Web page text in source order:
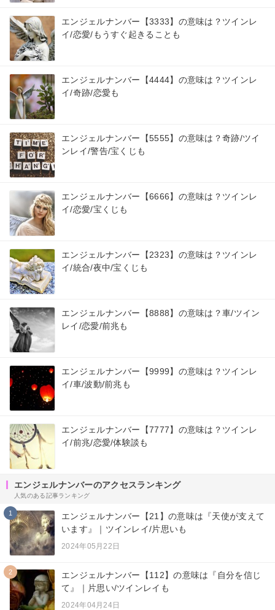
エンジェルナンバー【3333】の意味は？ツインレ
イ/恋愛/もうすぐ起きることも
エンジェルナンバー【4444】の意味は？ツインレ
イ/奇跡/恋愛も
エンジェルナンバー【5555】の意味は？奇跡/ツイ
ンレイ/警告/宝くじも
エンジェルナンバー【6666】の意味は？ツインレ
イ/恋愛/宝くじも
エンジェルナンバー【2323】の意味は？ツインレ
イ/統合/夜中/宝くじも
エンジェルナンバー【8888】の意味は？車/ツイン
レイ/恋愛/前兆も
エンジェルナンバー【9999】の意味は？ツインレ
イ/車/波動/前兆も
エンジェルナンバー【7777】の意味は？ツインレ
イ/前兆/恋愛/体験談も
エンジェルナンバーのアクセスランキング
人気のある記事ランキング
1
エンジェルナンバー【21】の意味は『天使が支えて
います』｜ツインレイ/片思いも
2024年05月22日
2
エンジェルナンバー【112】の意味は『自分を信じ
て』｜片思い/ツインレイも
2024年04月24日